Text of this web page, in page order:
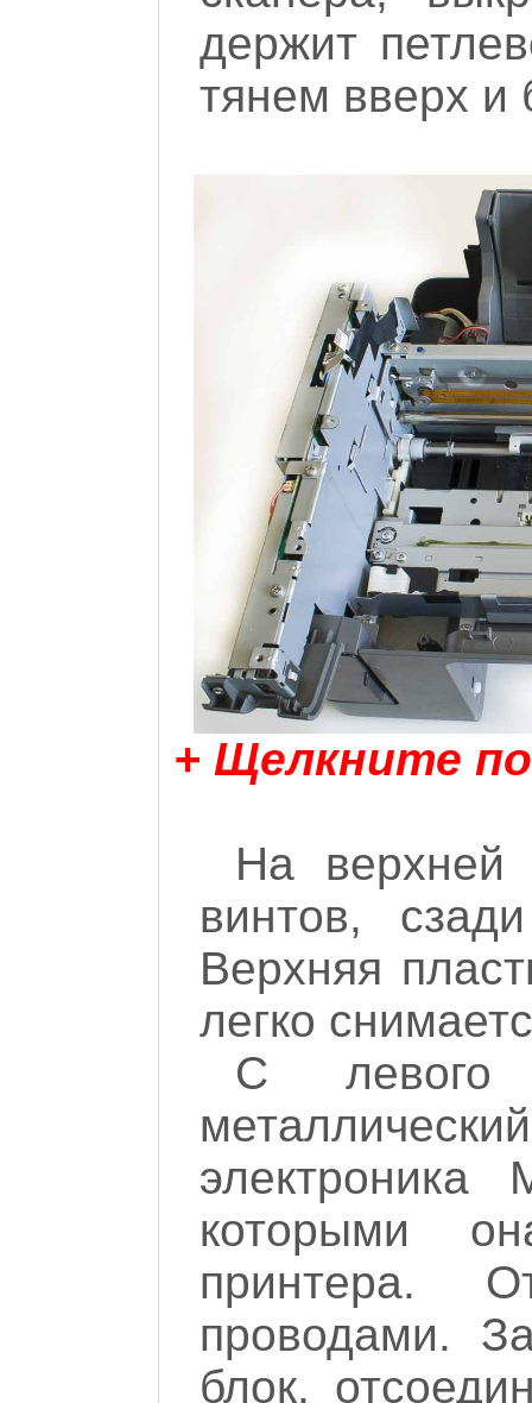
держит
тянем вверх и
+ Щелкните
На верхней
винтов,
Верхняя
легко
С левого
которыми
принтера.
проводами.
блок,